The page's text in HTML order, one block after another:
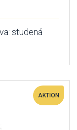
studená
AKTION